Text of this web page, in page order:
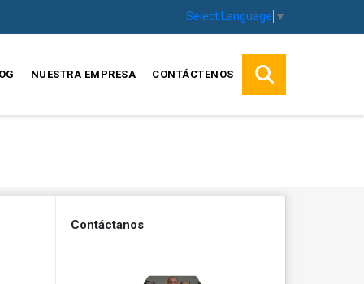
Select Language ▼
NUESTRA EMPRESA CONTÁCTENOS
Contáctanos